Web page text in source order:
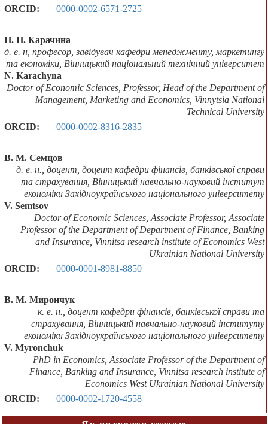
ORCID:
0000-0002-6571-2725
Н. П. Карачина
д. е. н, професор, завідувач кафедри менеджменту, маркетингу
та економіки, Вінницький національний технічний університет
N. Karachyna
Doctor of Economic Sciences, Professor, Head of the Department of
Management, Marketing and Economics, Vinnytsia National
Technical University
ORCID:
0000-0002-8316-2835
В. М. Семцов
д. е. н., доцент, доцент кафедри фінансів, банківської справи
та страхування, Вінницький навчально-науковий інститут
економіки Західноукраїнського національного університету
V. Semtsov
Doctor of Economic Sciences, Associate Professor, Associate
Professor of the Department of Department of Finance, Banking
and Insurance, Vinnitsa research institute of Economics West
Ukrainian National University
ORCID:
0000-0001-8981-8850
В. М. Мирончук
к. е. н., доцент кафедри фінансів, банківської справи та
страхування, Вінницький навчально-науковий інституту
економіки Західноукраїнського національного університету
V. Myronchuk
PhD in Economics, Associate Professor of the Department of
Finance, Banking and Insurance, Vinnitsa research institute of
Economics West Ukrainian National University
ORCID:
0000-0002-1720-4558